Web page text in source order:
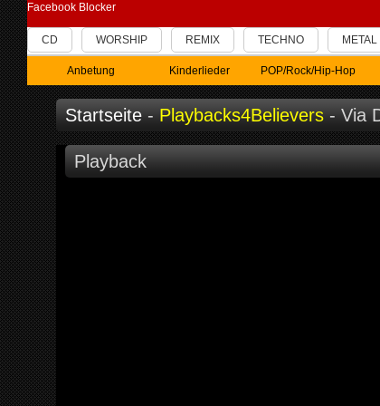
CD WORSHIP REMIX TECHNO METAL
Anbetung Kinderlieder POP/Rock/Hip-Hop
Facebook Blocker
Startseite-Playbacks4Believers- Via
Playback